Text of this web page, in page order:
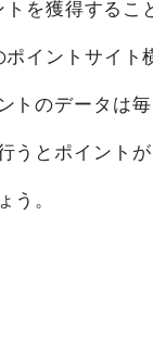
を獲得すること
イントサイト横
トのデータは毎